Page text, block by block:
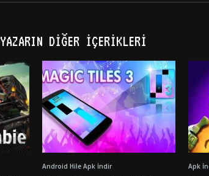
YAZARIN DIĞER İÇERIKLERI
Android Hile Apk İndir Apk